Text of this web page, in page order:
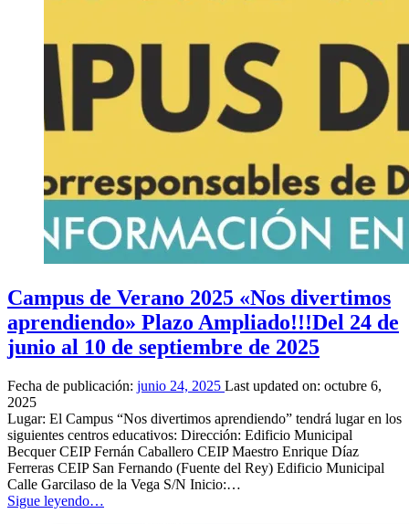
Sevilla
mejora
la
calidad
vida
gravemente
afectadas
través
de
experiencias
culturales,
espectáculos,
vacaciones
inclusivas
y
mucho
más
alcance
de
todas
las
personas”
Campus de Verano 2025 «Nos divertimos
aprendiendo» Plazo Ampliado!!!Del 24 de
junio al 10 de septiembre de 2025
Fecha de publicación: junio 24, 2025 Last updated on: octubre 6,
2025
Lugar: El Campus “Nos divertimos aprendiendo” tendrá lugar en los
siguientes centros educativos: Dirección: Edificio Municipal
Becquer CEIP Fernán Caballero CEIP Maestro Enrique Díaz
Ferreras CEIP San Fernando (Fuente del Rey) Edificio Municipal
Calle Garcilaso de la Vega S/N Inicio:…
Sigue leyendo“…